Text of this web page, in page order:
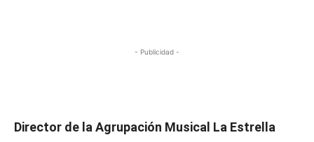
- Publicidad -
Director de la Agrupación Musical La Estrella